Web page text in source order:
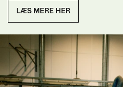
LÆS MERE HER